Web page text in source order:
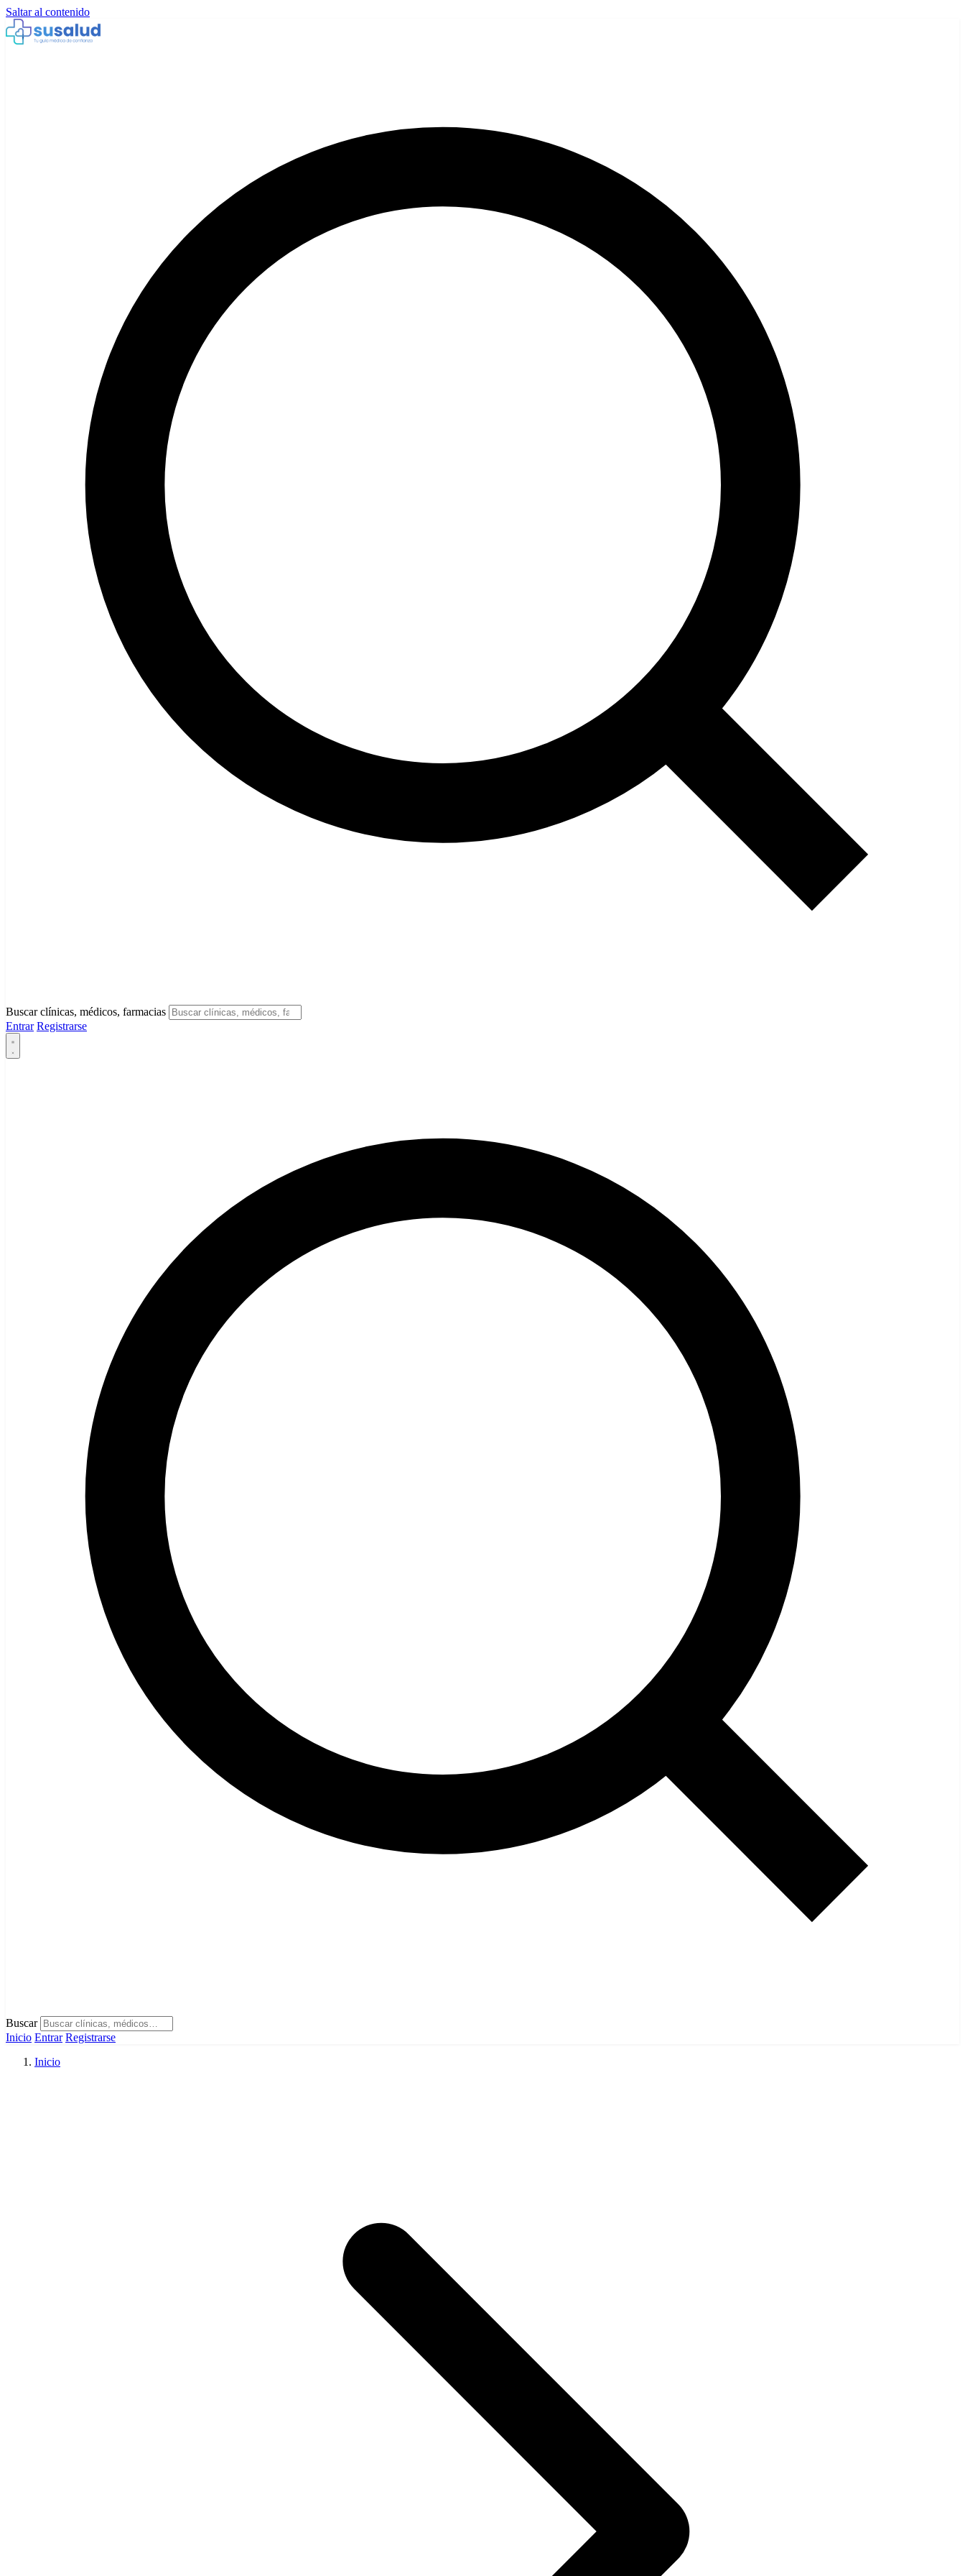
Saltar al contenido
Buscar clínicas, médicos, farmacias
Entrar Registrarse
Buscar
Inicio Entrar Registrarse
Inicio